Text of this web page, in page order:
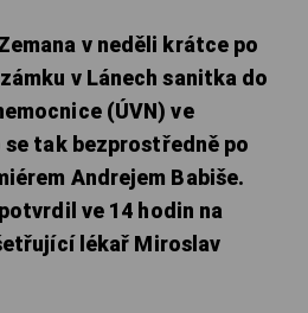
v neděli krátce po
v Lánech sanitka do
(ÚVN) ve
tak bezprostředně po
Andrejem Babiše.
ve 14 hodin na
lékař Miroslav